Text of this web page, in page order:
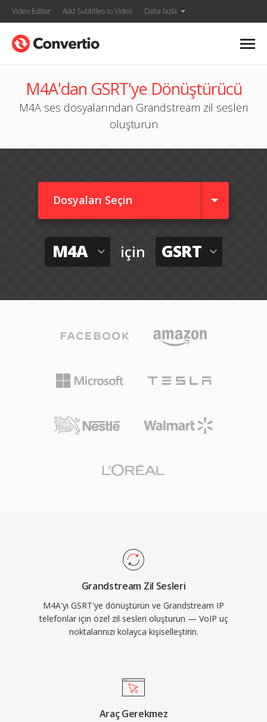
Video Editor Add Subtitles to Video Daha fazla
M4A'dan GSRT'ye Dönüştürücü
M4A ses dosyalarından Grandstream zil sesleri
oluşturun
Dosyaları Seçin
M4A için GSRT
Grandstream Zil Sesleri
M4A'yı GSRT'ye dönüştürün ve Grandstream IP
telefonlar için özel zil sesleri oluşturun — VoIP uç
noktalarınızı kolayca kişiselleştirin.
Araç Gerekmez